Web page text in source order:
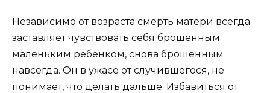
Независимо от возраста смерть матери всегда
заставляет чувствовать себя брошенным
маленьким ребенком, снова брошенным
навсегда. Он в ужасе от случившегося, не
понимает, что делать дальше. Избавиться от